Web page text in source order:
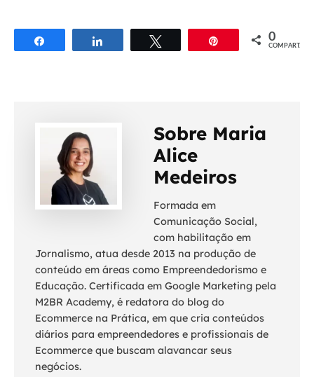
Compartilhar Compartilhar 0
COMPART.
Sobre Maria
Alice
Medeiros
Formada em
Comunicação Social,
com habilitação em
Jornalismo, atua desde 2013 na produção de
conteúdo em áreas como Empreendedorismo e
Educação. Certificada em Google Marketing pela
M2BR Academy, é redatora do blog do
Ecommerce na Prática, em que cria conteúdos
diários para empreendedores e profissionais de
Ecommerce que buscam alavancar seus
negócios.